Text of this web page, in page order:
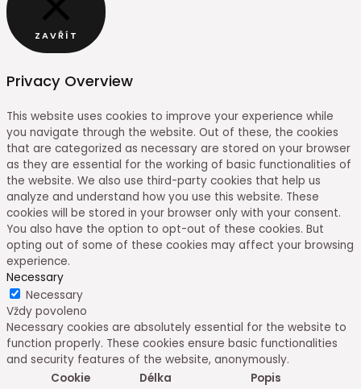
ZAVŘÍT
Privacy Overview
This website uses cookies to improve your experience while
you navigate through the website. Out of these, the cookies
that are categorized as necessary are stored on your browser
as they are essential for the working of basic functionalities of
the website. We also use third-party cookies that help us
analyze and understand how you use this website. These
cookies will be stored in your browser only with your consent.
You also have the option to opt-out of these cookies. But
opting out of some of these cookies may affect your browsing
experience.
Necessary
Necessary
Vždy povoleno
Necessary cookies are absolutely essential for the website to
function properly. These cookies ensure basic functionalities
and security features of the website, anonymously.
Cookie
Délka Popis